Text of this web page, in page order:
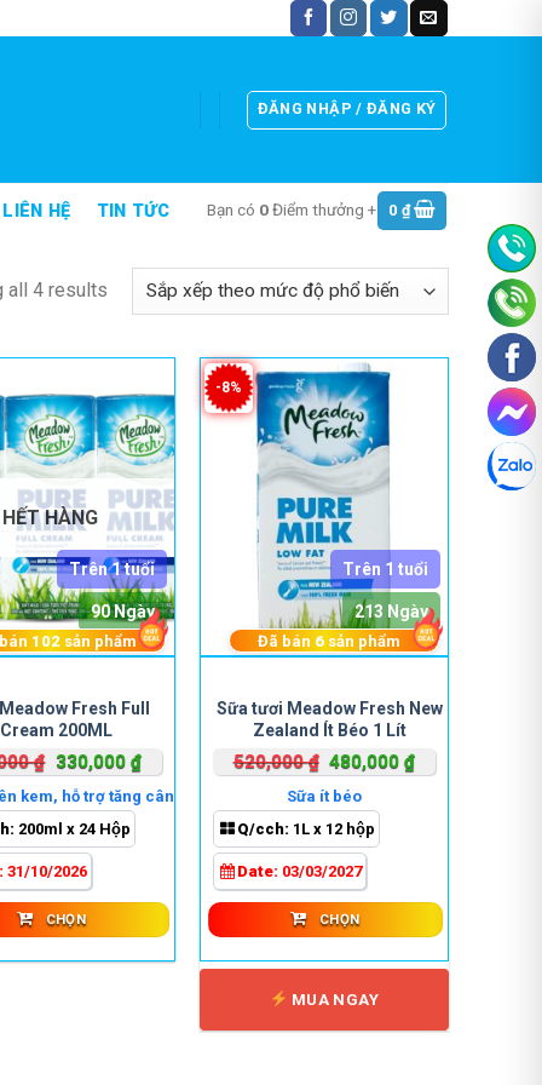
ĐĂNG NHẬP / ĐĂNG KÝ
LIÊN HỆ TIN TỨC Bạn có 0Điểm thưởng + 0 ₫
all 4 results
HẾT HÀNG
Fresh Full
Cream 200ML
₫ Giá
gốc
là:
390,000 ₫.
330,000 ₫Giá
hiện
330,000 ₫.
kem, hỗ trợ tăng cân
200ml x 24 Hộp
31/10/2026
Trên 1 tuổi
90 Ngày
102sản phẩm
CHỌN
phẩm
này
có
nhiều
biến
thể.
Các
tùy
chọn
có
-8%
Sữa tươi Meadow Fresh New
Zealand Ít Béo 1 Lít
520,000₫ Giá
gốc
là:
520,000 ₫.
480,000₫Giá
Sữa ít béo
Q/cch: 1L x 12 hộp
Date: 03/03/2027
Trên 1 tuổi
213 Ngày
Đã bán 6 sản phẩm
CHỌN
phẩm
này
có
nhiều
biến
thể.
Các
tùy
chọn
có
MUA NGAY